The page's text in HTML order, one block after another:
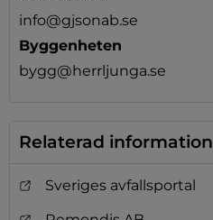
info@gjsonab.se
Byggenheten
bygg@herrljunga.se
Relaterad information
Sveriges avfallsportal